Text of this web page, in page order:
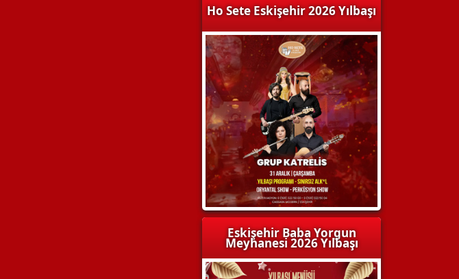
Ho Sete Eskişehir 2026 Yılbaşı
Eskişehir Baba Yorgun
Meyhanesi 2026 Yılbaşı